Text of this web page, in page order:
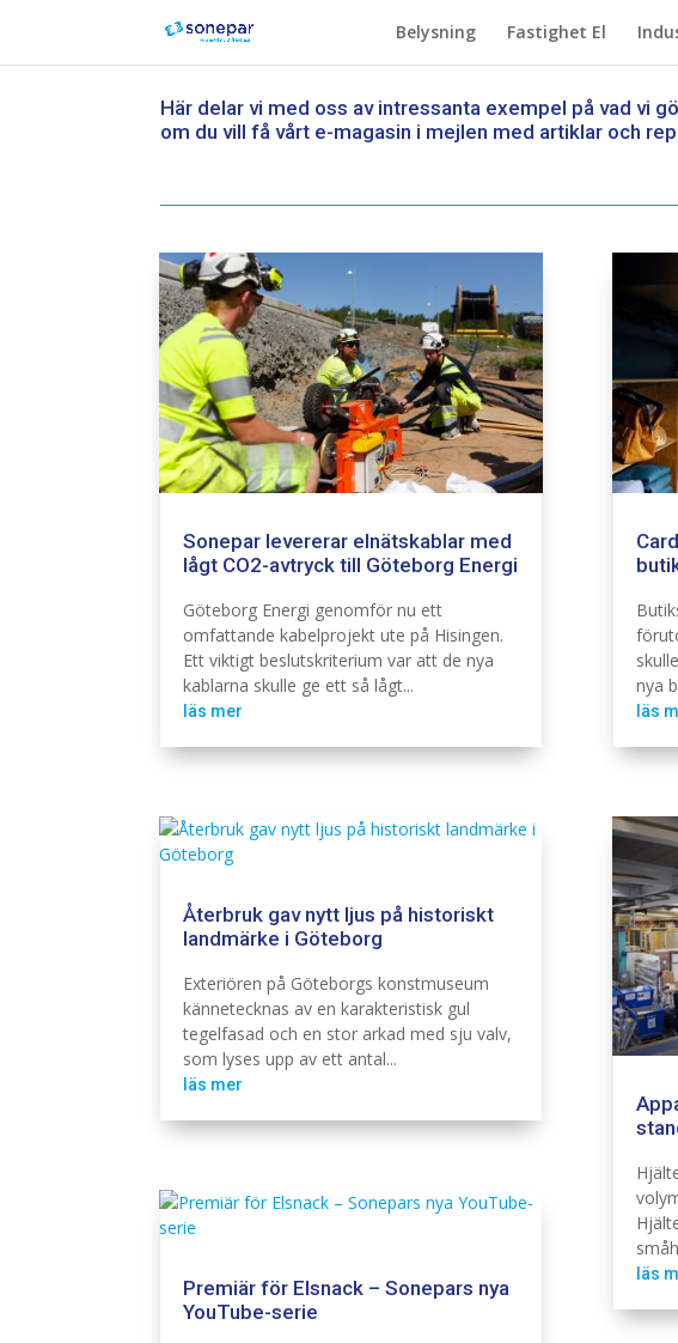
Belysning Fastighet El
Här delar vi med oss av intressanta exempel på vad vi
om du vill få vårt e-magasin i mejlen med artiklar och
Sonepar levererar elnätskablar med
lågt CO2-avtryck till Göteborg Energi
Göteborg Energi genomför nu ett
omfattande kabelprojekt ute på Hisingen.
Ett viktigt beslutskriterium var att de nya
kablarna skulle ge ett så lågt...
läs mer
Återbruk gav nytt ljus på historiskt
landmärke i Göteborg
Exteriören på Göteborgs konstmuseum
kännetecknas av en karakteristisk gul
tegelfasad och en stor arkad med sju valv,
som lyses upp av ett antal...
läs mer
Premiär för Elsnack – Sonepars nya
YouTube-serie
nya
läs
läs